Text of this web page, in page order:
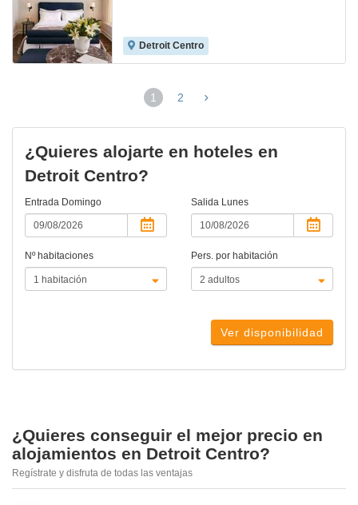
Detroit Centro
1
(página
2
¿Quieres alojarte en hoteles en
Detroit Centro?
Entrada Domingo Salida Lunes
Nº habitaciones Pers. por habitación
Ver disponibilidad
¿Quieres conseguir el mejor precio en
alojamientos en Detroit Centro?
Regístrate y disfruta de todas las ventajas